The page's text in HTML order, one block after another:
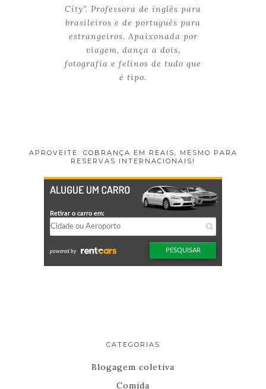
City”. Professora de inglês para
brasileiros e de português para
estrangeiros. Apaixonada por
viagem, dança a dois,
fotografia e felinos de tudo que
é tipo.
APROVEITE: COBRANÇA EM REAIS, MESMO PARA
RESERVAS INTERNACIONAIS!
CATEGORIAS
Blogagem coletiva
Comida